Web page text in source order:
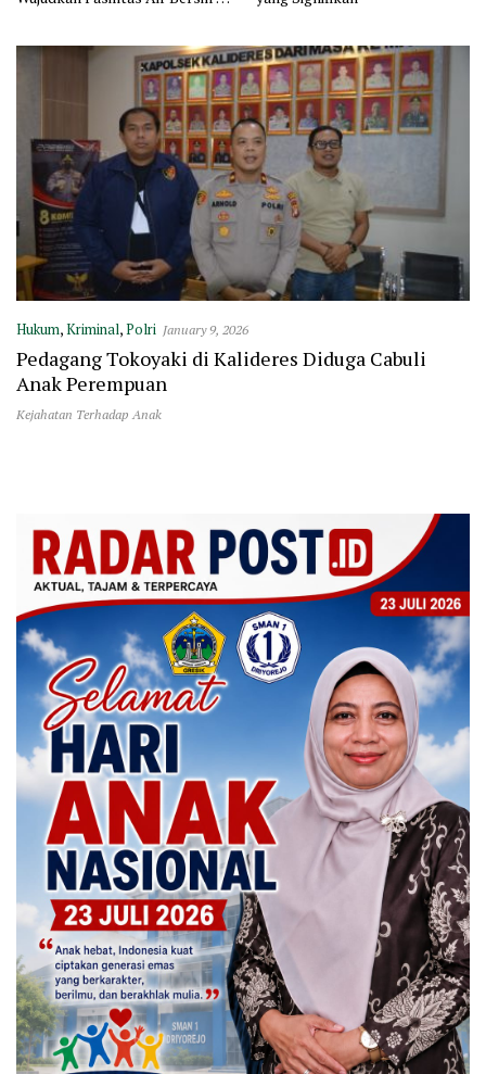
Hukum,Kriminal,Polri January 9, 2026
Pedagang Tokoyaki di Kalideres Diduga Cabuli
Anak Perempuan
Kejahatan Terhadap Anak